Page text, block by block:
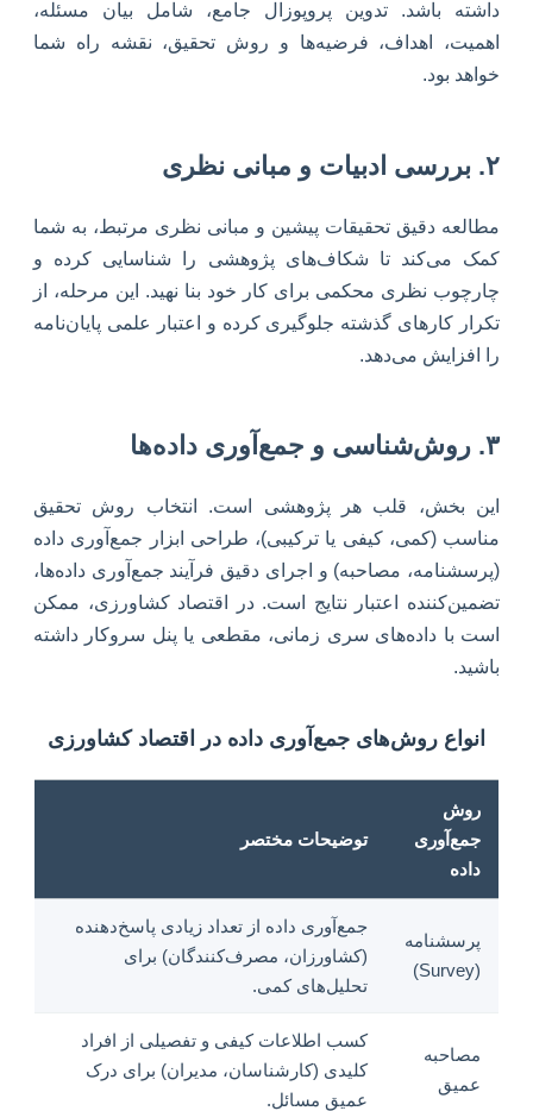
داشته باشد. تدوین پروپوزال جامع، شامل بیان مسئله،
اهمیت، اهداف، فرضیه‌ها و روش تحقیق، نقشه راه شما
خواهد بود.
۲. بررسی ادبیات و مبانی نظری
مطالعه دقیق تحقیقات پیشین و مبانی نظری مرتبط، به شما
کمک می‌کند تا شکاف‌های پژوهشی را شناسایی کرده و
چارچوب نظری محکمی برای کار خود بنا نهید. این مرحله، از
تکرار کارهای گذشته جلوگیری کرده و اعتبار علمی پایان‌نامه
را افزایش می‌دهد.
۳. روش‌شناسی و جمع‌آوری داده‌ها
این بخش، قلب هر پژوهشی است. انتخاب روش تحقیق
مناسب (کمی، کیفی یا ترکیبی)، طراحی ابزار جمع‌آوری داده
(پرسشنامه، مصاحبه) و اجرای دقیق فرآیند جمع‌آوری داده‌ها،
تضمین‌کننده اعتبار نتایج است. در اقتصاد کشاورزی، ممکن
است با داده‌های سری زمانی، مقطعی یا پنل سروکار داشته
باشید.
انواع روش‌های جمع‌آوری داده در اقتصاد کشاورزی
روش
جمع‌آوری
داده
توضیحات مختصر
پرسشنامه
(Survey)
جمع‌آوری داده از تعداد زیادی پاسخ‌دهنده
(کشاورزان، مصرف‌کنندگان) برای
تحلیل‌های کمی.
مصاحبه
عمیق
کسب اطلاعات کیفی و تفصیلی از افراد
کلیدی (کارشناسان، مدیران) برای درک
عمیق مسائل.